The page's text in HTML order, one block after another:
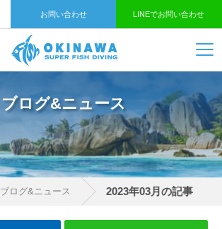
お問い合わせ LINEでお問い合わせ
ブログ&ニュース
ブログ&ニュース 2023年03月の記事